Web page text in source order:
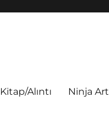
Kitap/Alıntı Ninja Art